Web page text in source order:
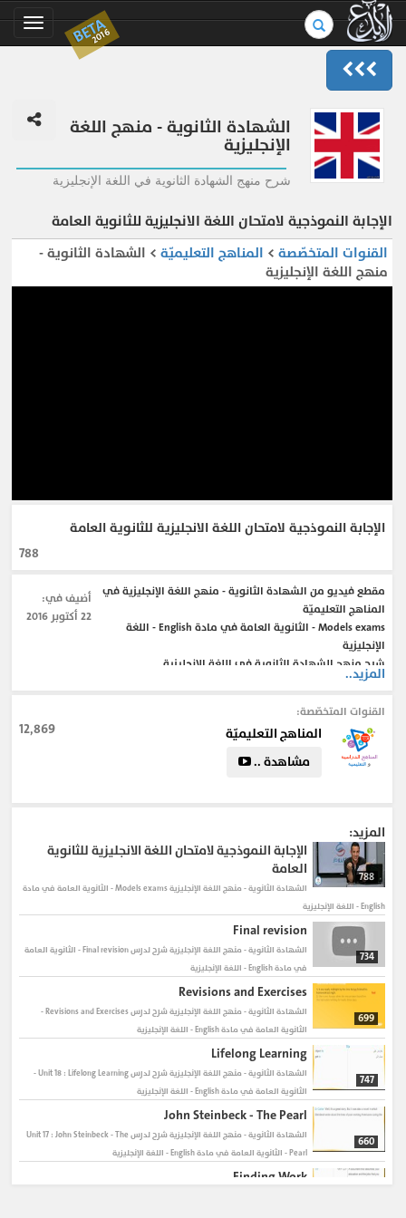
BETA
2016
بحث
في
الموسوعة..
الشهادة الثانوية - منهج اللغة
الإنجليزية
شرح منهج الشهادة الثانوية في اللغة الإنجليزية
الإجابة النموذجية لامتحان اللغة الانجليزية للثانوية العامة
القنوات المتخصّصة > المناهج التعليميّة > الشهادة الثانوية -
منهج اللغة الإنجليزية
الإجابة النموذجية لامتحان اللغة الانجليزية للثانوية العامة
788
أضيف في:
22 أكتوبر 2016
مقطع فيديو من الشهادة الثانوية - منهج اللغة الإنجليزية في
المناهج التعليميّة
Models exams - الثانوية العامة في مادة English - اللغة
الإنجليزية
شرح منهج الشهادة الثانوية في اللغة الإنجليزية
#اللغة_الإنجليزية
#الشهادة_الثانوية
#منهج_الصف_الثالث_الثانوي
#الصف_الثالث_الثانوي
#الشهادة_الثانوية__الصف_الثالث_الثانوي#كورسات
#online_courses
#ENGLISH
#المناهج_التعليمية
#المناهج_التعليمية_الدراسية_إلكترونيًا #Curriculum_studies
المزيد..
القنوات المتخصّصة:
12,869
المناهج التعليميّة
مشاهدة ..
المزيد:
788
الإجابة النموذجية لامتحان اللغة الانجليزية للثانوية
العامة
الشهادة الثانوية - منهج اللغة الإنجليزية
Models exams - الثانوية العامة في مادة
English - اللغة الإنجليزية
734
Final revision
الشهادة الثانوية - منهج اللغة الإنجليزية
شرح لدرس Final revision - الثانوية العامة
في مادة English - اللغة الإنجليزية
699
Revisions and Exercises
الشهادة الثانوية - منهج اللغة الإنجليزية
شرح لدرس Revisions and Exercises -
الثانوية العامة في مادة English - اللغة الإنجليزية
747
Lifelong Learning
الشهادة الثانوية - منهج اللغة الإنجليزية
شرح لدرس Unit 18 : Lifelong Learning -
الثانوية العامة في مادة English - اللغة الإنجليزية
660
John Steinbeck - The Pearl
الشهادة الثانوية - منهج اللغة الإنجليزية
شرح لدرس Unit 17 : John Steinbeck - The
Pearl - الثانوية العامة في مادة English - اللغة الإنجليزية
Finding Work